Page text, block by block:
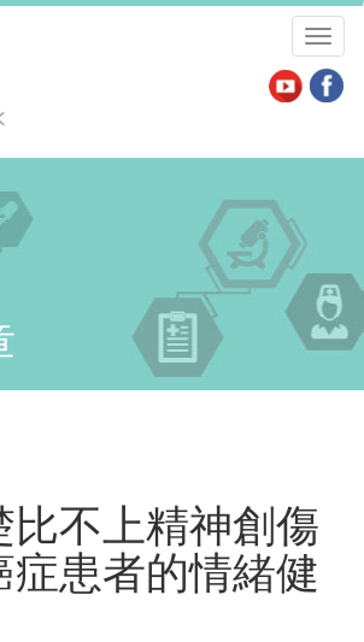
比不上精神創傷
症患者的情緒健